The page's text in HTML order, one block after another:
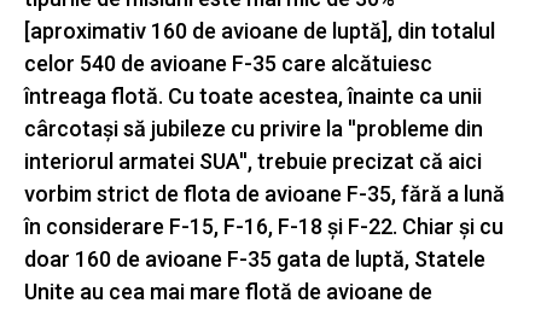
[aproximativ 160 de avioane de luptă], din totalul
celor 540 de avioane F-35 care alcătuiesc
întreaga flotă. Cu toate acestea, înainte ca unii
cârcotaşi să jubileze cu privire la ''probleme din
interiorul armatei SUA'', trebuie precizat că aici
vorbim strict de flota de avioane F-35, fără a lună
în considerare F-15, F-16, F-18 şi F-22. Chiar şi cu
doar 160 de avioane F-35 gata de luptă, Statele
Unite au cea mai mare flotă de avioane de